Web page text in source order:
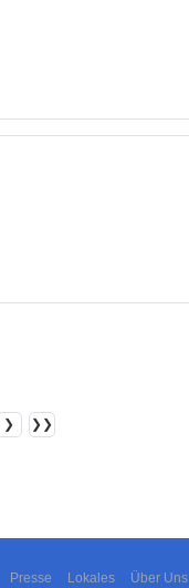
❯ ❯❯
Presse Lokales Über Uns